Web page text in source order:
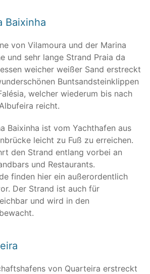
Baixinha
von Vilamoura und der Marina
und sehr lange Strand Praia da
weicher weißer Sand erstreckt
Buntsandsteinklippen
welcher wiederum bis nach
reicht.
Baixinha ist vom Yachthafen aus
leicht zu Fuß zu erreichen.
den Strand entlang vorbei an
und Restaurants.
finden hier ein außerordentlich
Der Strand ist auch für
und wird in den
von Quarteira erstreckt